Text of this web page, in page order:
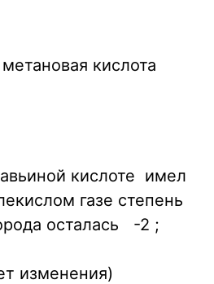
кислота
кислоте имел
газе степень
осталась -2 ;
изменения)